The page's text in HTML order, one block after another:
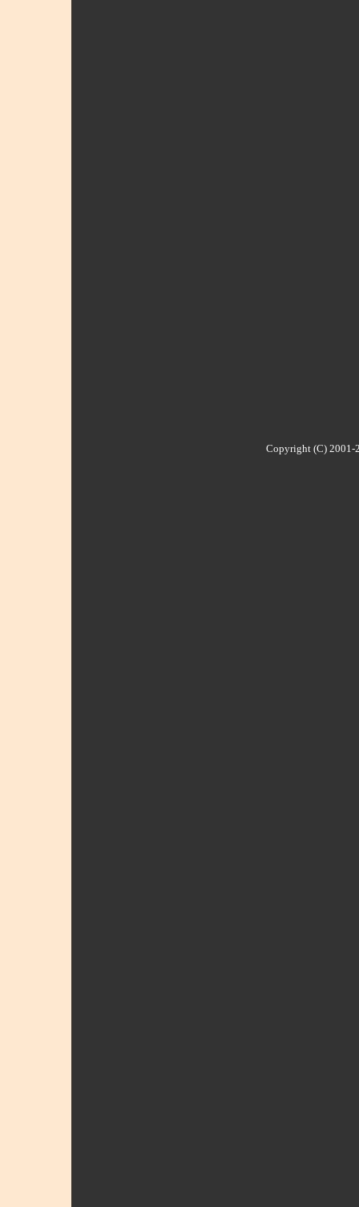
Copyright (C) 2001-